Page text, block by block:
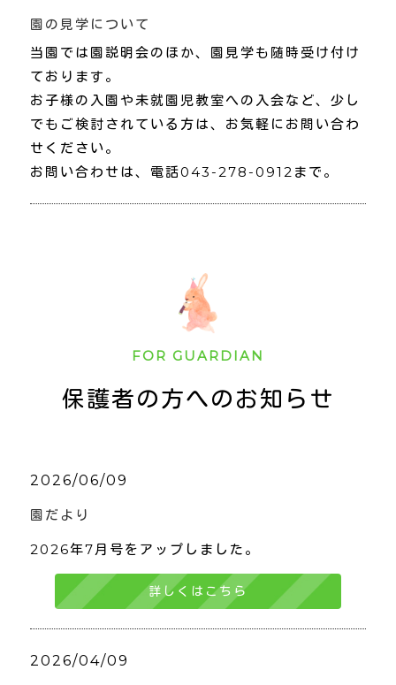
園の見学について
当園では園説明会のほか、園見学も随時受け付け
ております。
お子様の入園や未就園児教室への入会など、少し
でもご検討されている方は、お気軽にお問い合わ
せください。
お問い合わせは、電話043-278-0912まで。
FOR GUARDIAN
保護者の方へのお知らせ
2026/06/09
園だより
2026年7月号をアップしました。
詳しくはこちら
2026/04/09